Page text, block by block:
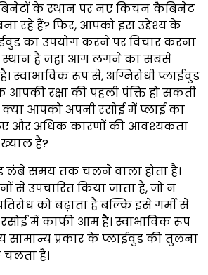
के स्थान पर नए किचन कैबिनेट
रहे हैं? फिर, आपको इस उद्देश्य के
का उपयोग करने पर विचार करना
स्थान है जहां आग लगने का सबसे
स्वाभाविक रूप से, अग्निरोधी प्लाईवुड
रक्षा की पहली पंक्ति हो सकती
क्या आपको अपनी रसोई में प्लाई का
और अधिक कारणों की आवश्यकता
है?
लंबे समय तक चलने वाला होता है।
से उपचारित किया जाता है, जो न
को बढ़ाता है बल्कि इसे गर्मी से
रसोई में काफी आम है। स्वाभाविक रूप
सामान्य प्रकार के प्लाईवुड की तुलना
है।